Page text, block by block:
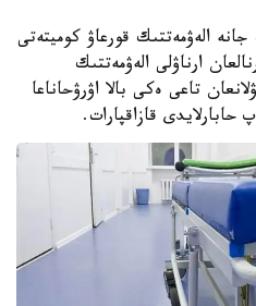
الەۋمەتتىك قورعاۋ كوميتەتى
ارناۋلى الەۋمەتتىك
تاعى ەكى بالا اۋرۋحاناعا
قازاقپارات.